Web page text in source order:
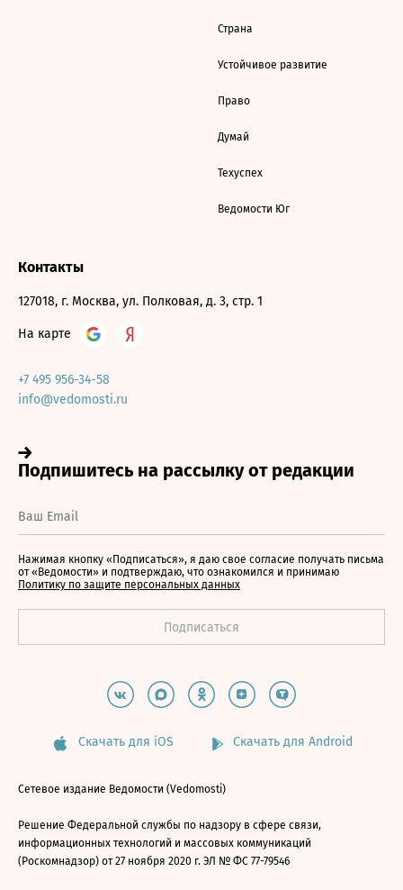
Страна
Устойчивое развитие
Право
Думай
Техуспех
Ведомости Юг
Контакты
127018, г. Москва, ул. Полковая, д. 3, стр. 1
На карте
+7 495 956-34-58
info@vedomosti.ru
Нажимая кнопку «Подписаться», я даю свое согласие получать письма
от «Ведомости» и подтверждаю, что ознакомился и принимаю
Политику по защите персональных данных
Скачать для iOS Скачать для Android
Сетевое издание Ведомости (Vedomosti)
Решение Федеральной службы по надзору в сфере связи,
информационных технологий и массовых коммуникаций
(Роскомнадзор) от 27 ноября 2020 г. ЭЛ № ФС 77-79546